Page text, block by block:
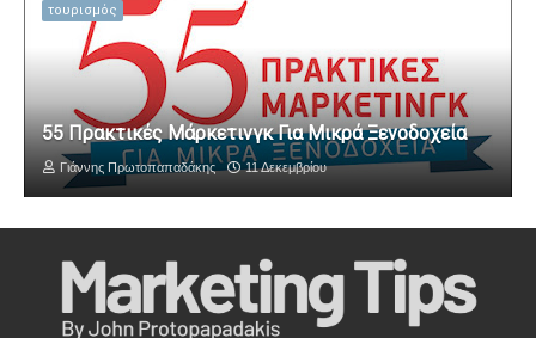
τουρισμός
55 Πρακτικές Μάρκετινγκ Για Μικρά Ξενοδοχεία
Γιάννης Πρωτοπαπαδάκης 11 Δεκεμβρίου